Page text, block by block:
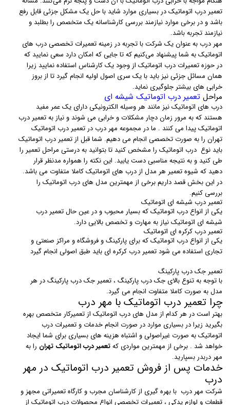
تعمیر درب اتوماتیک در بسیاری موارد شاید با حل یک مشکل جزئی قابل رفع
باشد و در برخی موارد نیازمند بررسی کارشناسانه یک متخصص را بطلبد و
نیازمند تجربه باشد.
مهر درب به عنوان یک شرکت با تجربه در زمینه تعمیرات تخصصی درب های
اتوماتیک به شما پیشنهاد می‌کنیم که تا جایی که امکان دارد سعی نمایید که
در حوزه تعمیرات درب اتوماتیک از وجود یک کارشناس استفاده نمایید زیرا
همان مسائل جزئی نیز باید با یک سری اصول اولیه انجام گیرد تا از بروز
خرابی های بیشتر جلوگیری نماید.
مراحل تعمیر درب اتوماتیک شیشه ای
درب های اتوماتیک نیز مانند هر وسیله الکترونیکی دارای یک عمر مفید
هستند که به مرور زمان دچار مشکلات و خرابی می شوند و نیاز به تعمیر درب
اتوماتیک پیدا می کنند . ما در مجموعه مهر درب در تعمیر درب اتوماتیک
تهران را به صورت تخصصی انجام می دهیم. شما قبل از تعمیر درب اتوماتیک
باید نوع درب اتوماتیک را مشخص کنید تا بتوانید به درستی مراحل تعمیر را
طی کنید و به نتیجه مناسبی دست یابید. این نکته را همواره مدنظر قرار
دهید که شیوه تعمیر هر مدل از درب های اتوماتیک کاملا متفاوت می باشد.
در این بخش قصد داریم برخی از مهمترین مدل های درب اتوماتیک را
بررسی کنیم.
تعمیر درب شیشه ای اتوماتیک
یکی از انواع درب اتوماتیک که بسیار محبوب و در عین حال تعمیر درب
شیشه ای اتوماتیک نیاز به مهارت و تخصص بالایی دارد.
تعمیر درب کرکره ای اتوماتیک
یکی از انواع درب اتوماتیک که برای پارکینگ و فروشگاه و مراکز صنعتی و
تجاری استفاده می شود تعمیر درب کرکره ای باید طبق اصولی انجام گیرد
تعمیر جک درب پارکینگ
با توجه به تنوع بالای جک درب پارکینگ ، تعمیر جک درب پارکینگ در هر
مدل به صورت کاملا متفاوت انجام می گیرد.
چرا تعمیر درب اتوماتیک با مهر درب
بهتر است در هر کدام از مدل های درب اتوماتیک از تعمیرکار متخصص بهره
بگیرید زیرا در بسیاری موارد در صورت انجام خدمات و تعمیرات درب
اتوماتیک به صورت غیراصولی و اشتباه هزینه های بسیاری برای شما ایجاد
خواهد شد . برخی از مهمترین مواردی کهتعمیر درب اتوماتیک تهران را به
مهر دربدر بسپارید.
خدمات پس از فروش تعمیر درب اتوماتیک در مهر
درب
شرکت مهر درب با بهره گیری از کارشناسان مجرب و کارگاه تعمیراتی مجهز و
قطعات و لوازم یدکی ، تعمیرات تخصصی انواع محصولات درب اتوماتیک از